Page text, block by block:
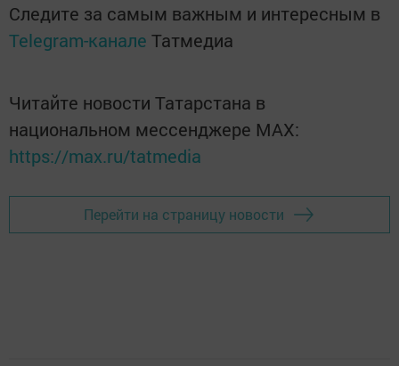
Следите за самым важным и интересным в
Telegram-канале Татмедиа
Читайте новости Татарстана в
национальном мессенджере MАХ:
https://max.ru/tatmedia
Перейти на страницу новости